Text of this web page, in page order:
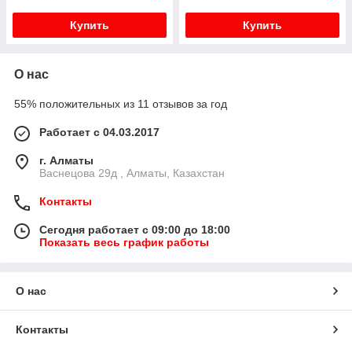
Купить Купить
О нас
55% положительных из 11 отзывов за год
Работает с 04.03.2017
г. Алматы
Васнецова 29д , Алматы, Казахстан
Контакты
Сегодня работает с 09:00 до 18:00
Показать весь график работы
О нас
Контакты